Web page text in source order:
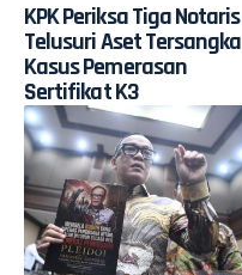
KPK Periksa Tiga Notaris
Telusuri Aset Tersangka
Kasus Pemerasan
Sertifikat K3